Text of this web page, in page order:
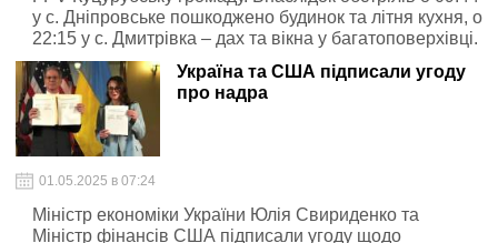
у с. Дніпровське пошкоджено будинок та літня кухня, о
22:15 у с. Дмитрівка – дах та вікна у багатоповерхівці.
Україна та США підписали угоду
про надра
01.05.2025 в 07:24
Міністр економіки України Юлія Свириденко та
Міністр фінансів США підписали угоду щодо